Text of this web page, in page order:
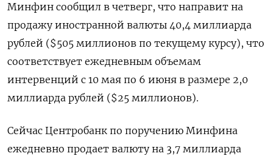
Минфин сообщил в четверг, что направит на
продажу иностранной валюты 40,4 миллиарда
рублей ($505 миллионов по текущему курсу), что
соответствует ежедневным объемам
интервенций с 10 мая по 6 июня в размере 2,0
миллиарда рублей ($25 миллионов).
Сейчас Центробанк по поручению Минфина
ежедневно продает валюту на 3,7 миллиарда